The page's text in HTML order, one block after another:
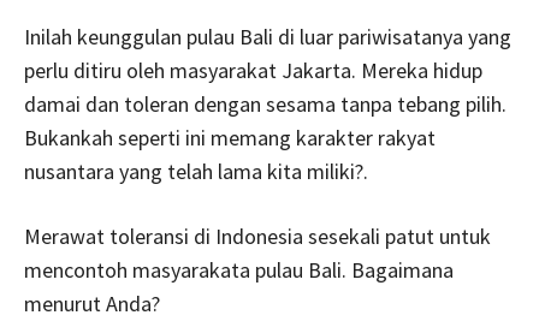
Inilah keunggulan pulau Bali di luar pariwisatanya yang
perlu ditiru oleh masyarakat Jakarta. Mereka hidup
damai dan toleran dengan sesama tanpa tebang pilih.
Bukankah seperti ini memang karakter rakyat
nusantara yang telah lama kita miliki?.
Merawat toleransi di Indonesia sesekali patut untuk
mencontoh masyarakata pulau Bali. Bagaimana
menurut Anda?